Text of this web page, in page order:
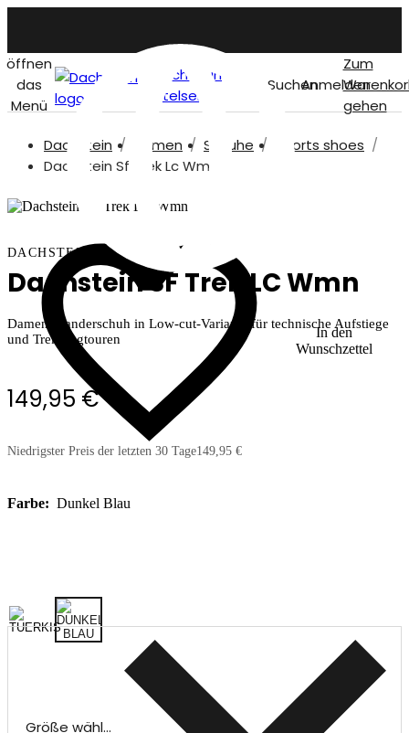
öffnen
das
Menü
Dachstein
titelseite
SuchenAnmelden
Zum
gehen
Dachstein Damen Schuhe
Sports shoes
Dachstein Sf Trek Lc Wmn
In den
Wunschzettel
DACHSTEIN
Dachstein SF Trek LC Wmn
Damen-Wanderschuh in Low-cut-Variante für technische Aufstiege
und Trekkingtouren
149,95 €
Niedrigster Preis der letzten 30 Tage149,95 €
Farbe: Dunkel Blau
Größe wählen